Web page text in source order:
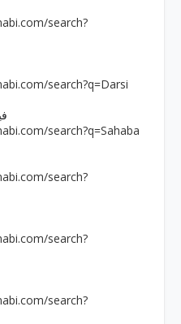
search?
search?q=Darsi
search?q=Sahaba
search?
search?
search?